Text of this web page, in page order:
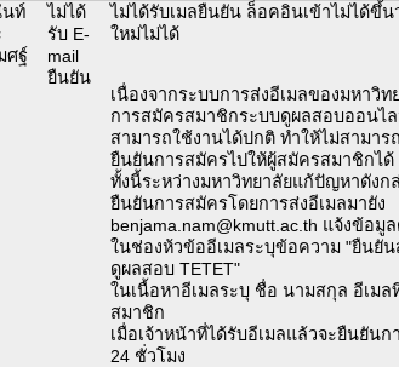
นท์
ศฐ์
ไม่ได้
รับ E-
mail
ยืนยัน
ไม่ได้รับเมลยืนยัน ล็อคอินเข้าไม่ได้ขึ้
ใหม่ไม่ได้
เนื่องจากระบบการส่งอีเมลของมหาวิท
การสมัครสมาชิกระบบดูผลสอบออนไล
สามารถใช้งานได้ปกติ ทำให้ไม่สามาร
ยืนยันการสมัครไปให้ผู้สมัครสมาชิกได้
ทั้งนี้ระหว่างมหาวิทยาลัยแก้ปัญหาดังก
ยืนยันการสมัครโดยการส่งอีเมลมายัง
benjama.nam@kmutt.ac.th แจ้งข้อมู
ในช่องห้วข้ออีเมลระบุข้อความ "ยืนยั
ดูผลสอบ TETET"
ในเนื้อหาอีเมลระบุ ชื่อ นามสกุล อีเม
สมาชิก
เมื่อเจ้าหน้าที่ได้รับอีเมลแล้วจะยืนยัน
24 ชั่วโมง